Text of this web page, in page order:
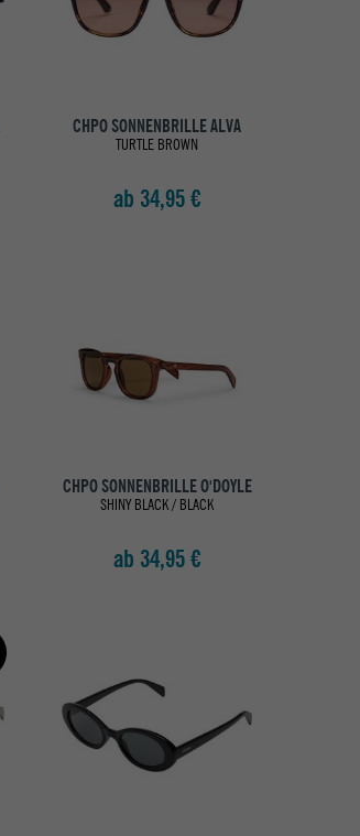
CHPO SONNENBRILLE ALVA
TURTLE BROWN
ab 34,95 €
CHPO SONNENBRILLE O'DOYLE
SHINY BLACK / BLACK
ab 34,95 €